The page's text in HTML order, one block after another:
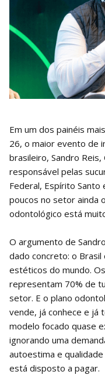
Em um dos painéis
26, o maior evento de
brasileiro, Sandro
responsável pelas
Federal, Espírito Santo
poucos no setor ainda
odontológico está
O argumento de
dado concreto: o
estéticos do mundo.
representam 70% de
setor. E o plano
vende, já conhece e já
modelo focado quase
ignorando uma
autoestima e
está disposto a pagar.